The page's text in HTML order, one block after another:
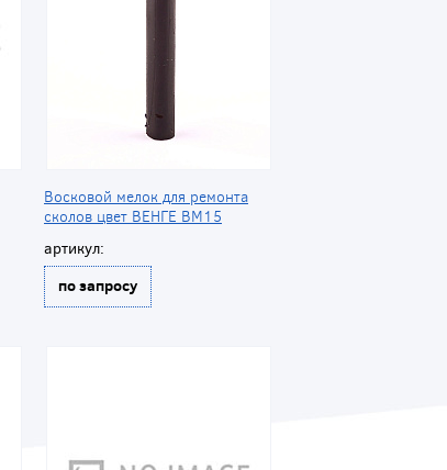
Восковой мелок для ремонта
сколов цвет ВЕНГЕ BM15
артикул:
по запросу